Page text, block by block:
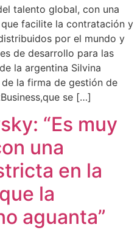
talento global, con una
facilite la contratación y
por el mundo y
de desarrollo para las
la argentina Silvina
la firma de gestión de
se […]
“Es muy
una
en la
la
aguanta”